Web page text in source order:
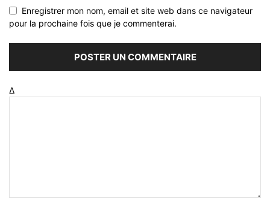
Enregistrer mon nom, email et site web dans ce navigateur
pour la prochaine fois que je commenterai.
Δ